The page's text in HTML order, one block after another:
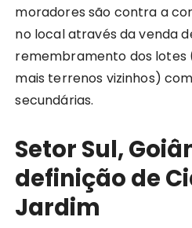
moradores são contra a
no local através da venda
remembramento dos lotes
mais terrenos vizinhos)
secundárias.
Setor Sul,
definição de
Jardim